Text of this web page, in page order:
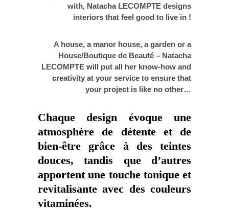
with, Natacha LECOMPTE designs
interiors that feel good to live in !
A house, a manor house, a garden or a
House/Boutique de Beauté – Natacha
LECOMPTE will put all her know-how and
creativity at your service to ensure that
your project is like no other…
Chaque design évoque une
atmosphère de détente et de
bien-être grâce à des teintes
douces, tandis que d’autres
apportent une touche tonique et
revitalisante avec des couleurs
vitaminées.